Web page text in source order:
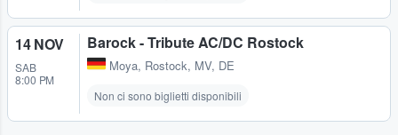
14 NOV
SAB
8:00 PM
Barock - Tribute AC/DC Rostock
Moya, Rostock, MV, DE
Non ci sono biglietti disponibili